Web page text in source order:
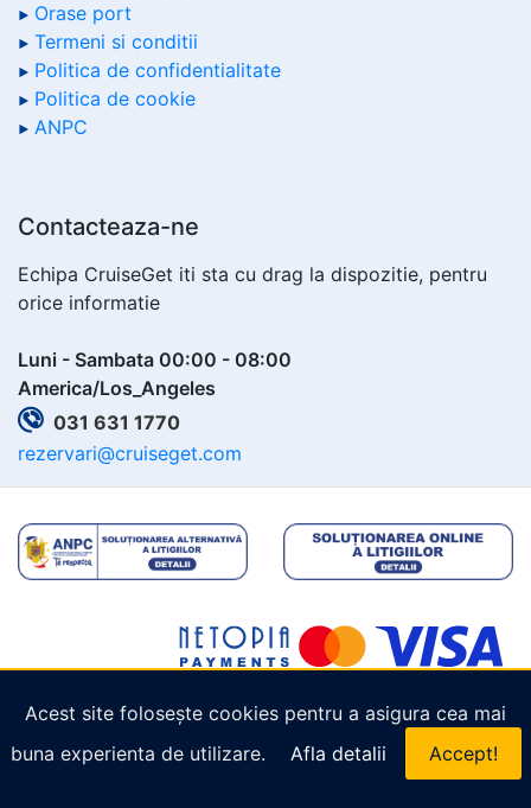
Acest site folosește cookies pentru a asigura cea mai
buna experienta de utilizare.
Afla detalii Accept!
Orase port
Termeni si conditii
Politica de confidentialitate
Politica de cookie
ANPC
Contacteaza-ne
Echipa CruiseGet iti sta cu drag la dispozitie, pentru
orice informatie
Luni - Sambata 00:00 - 08:00
America/Los_Angeles
031 631 1770
rezervari@cruiseget.com
Copyright © 2026 Cruiseget.com . Toate drepturile
rezervate.